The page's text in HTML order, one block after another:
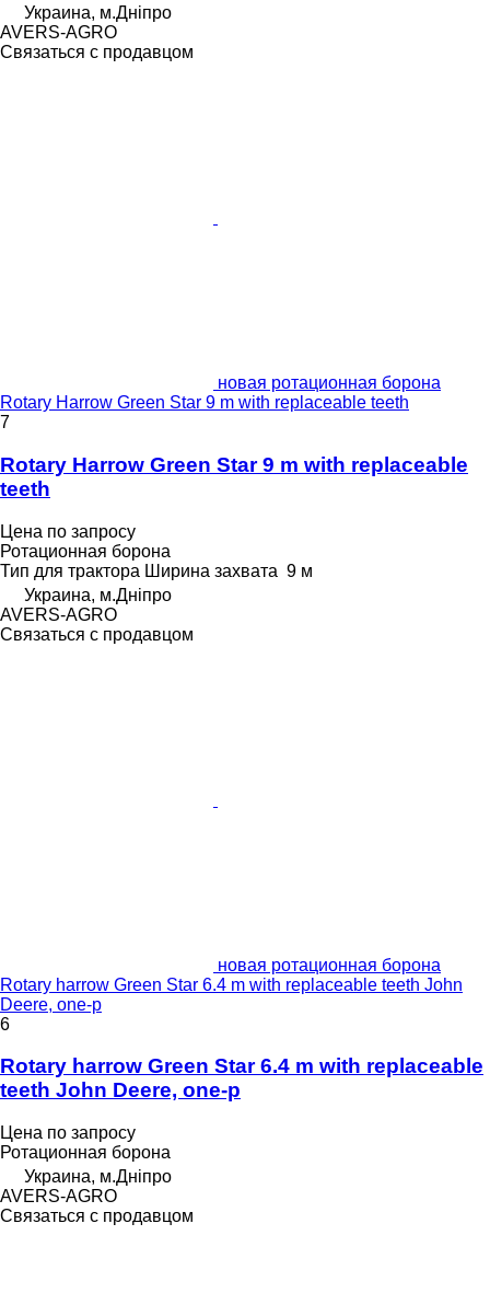
Украина, м.Дніпро
AVERS-AGRO
Связаться с продавцом
новая ротационная борона
Rotary Harrow Green Star 9 m with replaceable teeth
7
Rotary Harrow Green Star 9 m with replaceable
teeth
Цена по запросу
Ротационная борона
Тип для трактора Ширина захвата 9 м
Украина, м.Дніпро
AVERS-AGRO
Связаться с продавцом
новая ротационная борона
Rotary harrow Green Star 6.4 m with replaceable teeth John
Deere, one-p
6
Rotary harrow Green Star 6.4 m with replaceable
teeth John Deere, one-p
Цена по запросу
Ротационная борона
Украина, м.Дніпро
AVERS-AGRO
Связаться с продавцом